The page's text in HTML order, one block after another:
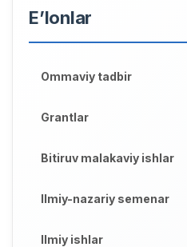
E’lonlar
Ommaviy tadbir
Grantlar
Bitiruv malakaviy ishlar
Ilmiy-nazariy semenar
Ilmiy ishlar